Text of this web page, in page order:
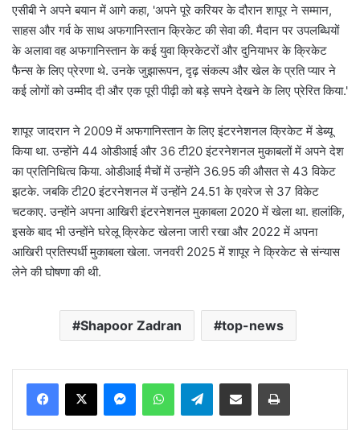
एसीबी ने अपने बयान में आगे कहा, 'अपने पूरे करियर के दौरान शापूर ने सम्मान,
साहस और गर्व के साथ अफगानिस्तान क्रिकेट की सेवा की. मैदान पर उपलब्धियों
के अलावा वह अफगानिस्तान के कई युवा क्रिकेटरों और दुनियाभर के क्रिकेट
फैन्स के लिए प्रेरणा थे. उनके जुझारूपन, दृढ़ संकल्प और खेल के प्रति प्यार ने
कई लोगों को उम्मीद दी और एक पूरी पीढ़ी को बड़े सपने देखने के लिए प्रेरित किया.'
शापूर जादरान ने 2009 में अफगानिस्तान के लिए इंटरनेशनल क्रिकेट में डेब्यू
किया था. उन्होंने 44 ओडीआई और 36 टी20 इंटरनेशनल मुकाबलों में अपने देश
का प्रतिनिधित्व किया. ओडीआई मैचों में उन्होंने 36.95 की औसत से 43 विकेट
झटके. जबकि टी20 इंटरनेशनल में उन्होंने 24.51 के एवरेज से 37 विकेट
चटकाए. उन्होंने अपना आखिरी इंटरनेशनल मुकाबला 2020 में खेला था. हालांकि,
इसके बाद भी उन्होंने घरेलू क्रिकेट खेलना जारी रखा और 2022 में अपना
आखिरी प्रतिस्पर्धी मुकाबला खेला. जनवरी 2025 में शापूर ने क्रिकेट से संन्यास
लेने की घोषणा की थी.
Shapoor Zadran top-news
MessengerWhatsAppTelegramShare via Email Print